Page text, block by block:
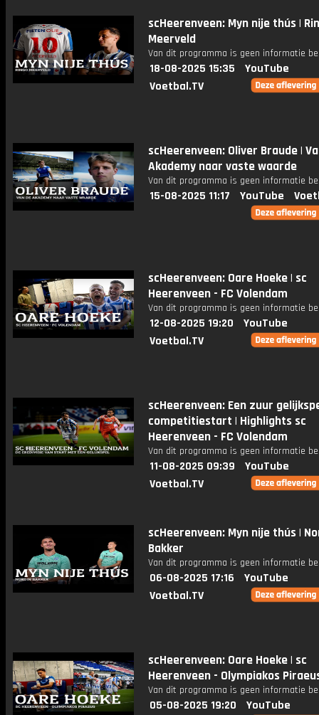
scHeerenveen: Myn nije thús |
Meerveld
Van dit programma is geen informatie
18-08-2025 15:35
YouTube
Voetbal.TV
scHeerenveen: Oliver Braude |
Akademy naar vaste waarde
Van dit programma is geen informatie
15-08-2025 11:17 YouTube
scHeerenveen: Oare Hoeke | sc
Heerenveen - FC Volendam
Van dit programma is geen informatie
12-08-2025 19:20
YouTube
Voetbal.TV
scHeerenveen: Een zuur
competitiestart | Highlights sc
Heerenveen - FC Volendam
Van dit programma is geen informatie
11-08-2025 09:39
YouTube
Voetbal.TV
scHeerenveen: Myn nije thús |
Bakker
Van dit programma is geen informatie
06-08-2025 17:16
YouTube
Voetbal.TV
scHeerenveen: Oare Hoeke | sc
Heerenveen - Olympiakos
Van dit programma is geen informatie
05-08-2025 19:20
YouTube